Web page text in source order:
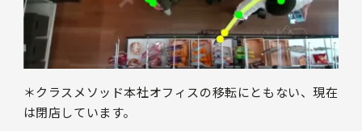
＊クラスメソッド本社オフィスの移転にともない、現在
は閉店しています。